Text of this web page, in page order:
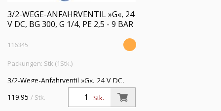
3/2-WEGE-ANFAHRVENTIL »G«, 24
V DC, BG 300, G 1/4, PE 2,5 - 9 BAR
116345
Packungen: Stk (1Stk.)
3/2-Wege-Anfahrventil »G«, 24 V DC,
mit Haltewinkel und Schalldämpfer, BG
300, G 1/4, Eingangsdruck 2,5 - 9 bar
Stk.
119.95 / Stk.